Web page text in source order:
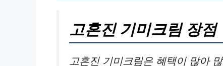
고혼진 기미크림 장점
고혼진 기미크림은 혜택이 많아